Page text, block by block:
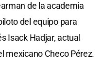
de la academia
del equipo para
Isack Hadjar, actual
mexicano Checo Pérez.